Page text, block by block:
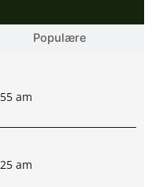
Populære
am
am